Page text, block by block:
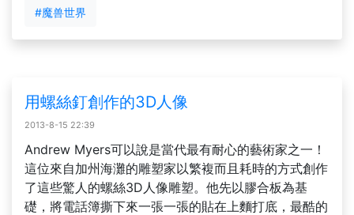
#魔兽世界
用螺絲釘創作的3D人像
2013-8-15 22:39
Andrew Myers可以說是當代最有耐心的藝術家之一！
這位來自加州海灘的雕塑家以繁複而且耗時的方式創作
了這些驚人的螺絲3D人像雕塑。他先以膠合板為基
礎，將電話簿撕下來一張一張的貼在上麵打底，最酷的